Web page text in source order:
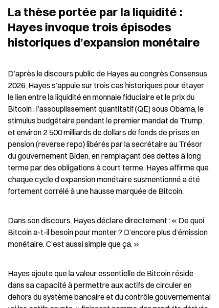
La thèse portée par la liquidité :
Hayes invoque trois épisodes
historiques d’expansion monétaire
D’après le discours public de Hayes au congrès Consensus
2026, Hayes s’appuie sur trois cas historiques pour étayer
le lien entre la liquidité en monnaie fiduciaire et le prix du
Bitcoin : l’assouplissement quantitatif (QE) sous Obama, le
stimulus budgétaire pendant le premier mandat de Trump,
et environ 2 500 milliards de dollars de fonds de prises en
pension (reverse repo) libérés par la secrétaire au Trésor
du gouvernement Biden, en remplaçant des dettes à long
terme par des obligations à court terme. Hayes affirme que
chaque cycle d’expansion monétaire susmentionné a été
fortement corrélé à une hausse marquée de Bitcoin.
Dans son discours, Hayes déclare directement : « De quoi
Bitcoin a-t-il besoin pour monter ? D’encore plus d’émission
monétaire. C’est aussi simple que ça. »
Hayes ajoute que la valeur essentielle de Bitcoin réside
dans sa capacité à permettre aux actifs de circuler en
dehors du système bancaire et du contrôle gouvernemental